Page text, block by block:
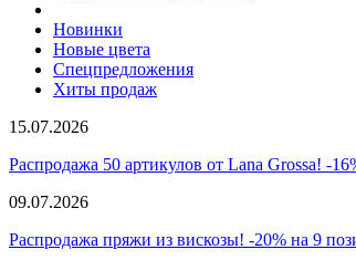
Новинки
Новые цвета
Спецпредложения
Хиты продаж
15.07.2026
Распродажа 50 артикулов от Lana Grossa! -
09.07.2026
Распродажа пряжи из вискозы! -20% на 9